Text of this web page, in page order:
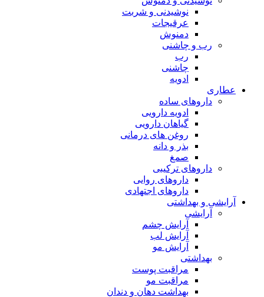
نوشیدنی و شربت
عرقیجات
دمنوش
رب و چاشنی
رب
چاشنی
ادویه
عطاری
داروهای ساده
ادویه دارویی
گیاهان دارویی
روغن های درمانی
بذر و دانه
صمغ
داروهای ترکیبی
داروهای روایی
داروهای اجتهادی
آرایشی و بهداشتی
آرایشی
آرایش چشم
آرایش لب
آرایش مو
بهداشتی
مراقبت پوست
مراقبت مو
بهداشت دهان و دندان